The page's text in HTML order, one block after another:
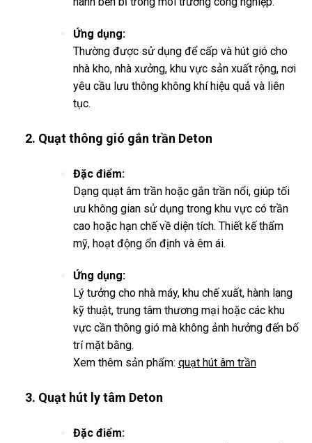
Ứng dụng:
Thường được sử dụng để cấp và hút gió cho
nhà kho, nhà xưởng, khu vực sản xuất rộng, nơi
yêu cầu lưu thông không khí hiệu quả và liên
tục.
2. Quạt thông gió gắn trần Deton
Đặc điểm:
Dạng quạt âm trần hoặc gắn trần nổi, giúp tối
ưu không gian sử dụng trong khu vực có trần
cao hoặc hạn chế về diện tích. Thiết kế thẩm
mỹ, hoạt động ổn định và êm ái.
Ứng dụng:
Lý tưởng cho nhà máy, khu chế xuất, hành lang
kỹ thuật, trung tâm thương mại hoặc các khu
vực cần thông gió mà không ảnh hưởng đến bố
trí mặt bằng.
Xem thêm sản phẩm: quạt hút âm trần
3. Quạt hút ly tâm Deton
Đặc điểm: